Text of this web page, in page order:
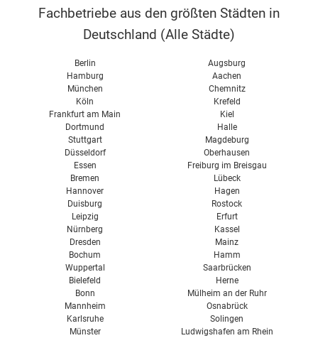
Luftzufuhr
Wärme speichern
Reinigen & Abdichten
Fachbetriebe aus den größten Städten in
Deutschland (Alle Städte)
Berlin
Hamburg
München
Köln
Frankfurt am Main
Dortmund
Stuttgart
Düsseldorf
Essen
Bremen
Hannover
Duisburg
Leipzig
Nürnberg
Dresden
Bochum
Wuppertal
Bielefeld
Bonn
Mannheim
Karlsruhe
Münster
Augsburg
Aachen
Chemnitz
Krefeld
Kiel
Halle
Magdeburg
Oberhausen
Freiburg im Breisgau
Lübeck
Hagen
Rostock
Erfurt
Kassel
Mainz
Hamm
Saarbrücken
Herne
Mülheim an der Ruhr
Osnabrück
Solingen
Ludwigshafen am Rhein